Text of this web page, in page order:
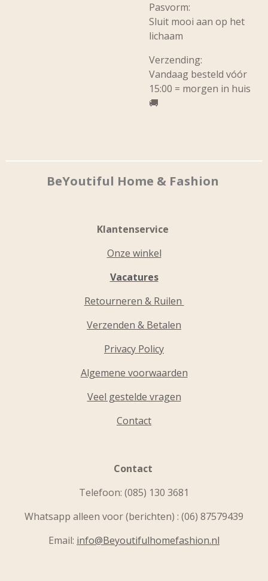
Pasvorm:
Sluit mooi aan op het
lichaam
Verzending:
Vandaag besteld vóór
15:00 = morgen in huis
🚚
BeYoutiful Home & Fashion
Klantenservice
Onze winkel
Vacatures
Retourneren & Ruilen
Verzenden & Betalen
Privacy Policy
Algemene voorwaarden
Veel gestelde vragen
Contact
Contact
Telefoon: (085) 130 3681
Whatsapp alleen voor (berichten) : (06) 87579439
Email: info@Beyoutifulhomefashion.nl